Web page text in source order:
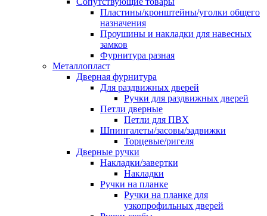
Пластины/кронштейны/уголки общего
назначения
Проушины и накладки для навесных
замков
Фурнитура разная
Металлопласт
Дверная фурнитура
Для раздвижных дверей
Ручки для раздвижных дверей
Петли дверные
Петли для ПВХ
Шпингалеты/засовы/задвижки
Торцевые/ригеля
Дверные ручки
Накладки/завертки
Накладки
Ручки на планке
Ручки на планке для
узкопрофильных дверей